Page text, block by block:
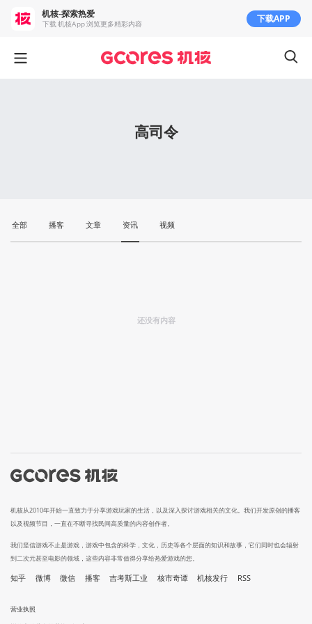
高司令
全部 播客 文章 资讯 视频
还没有内容
机核从2010年开始一直致力于分享游戏玩家的生活，以及深入探讨游戏相关的文化。我们开发原创的播客
以及视频节目，一直在不断寻找民间高质量的内容创作者。
我们坚信游戏不止是游戏，游戏中包含的科学，文化，历史等各个层面的知识和故事，它们同时也会辐射
到二次元甚至电影的领域，这些内容非常值得分享给热爱游戏的您。
知乎 微博 微信 播客 吉考斯工业 核市奇谭 机核发行 RSS
营业执照
机核-探索热爱
下载 机核App 浏览更多精彩内容 下载APP